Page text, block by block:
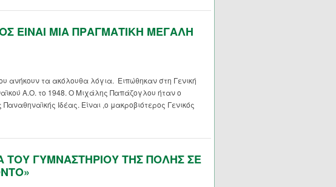
ΕΙΝΑΙ ΜΙΑ ΠΡΑΓΜΑΤΙΚΗ ΜΕΓΑΛΗ
ανήκουν τα ακόλουθα λόγια. Ειπώθηκαν στη Γενική
Α.Ο. το 1948. Ο Μιχάλης Παπάζογλου ήταν ο
Ιδέας. Είναι ,ο μακροβιότερος Γενικός
ΓΥΜΝΑΣΤΗΡΙΟΥ ΤΗΣ ΠΟΛΗΣ ΣΕ